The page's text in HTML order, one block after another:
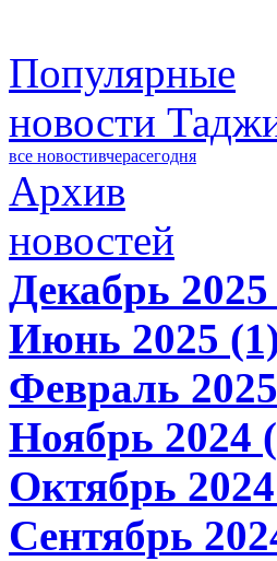
Популярные
новости
все новостивчерасегодня
Архив
новостей
Декабрь
Июнь 2025
Февраль
Ноябрь 2024
Октябрь
Сентябрь